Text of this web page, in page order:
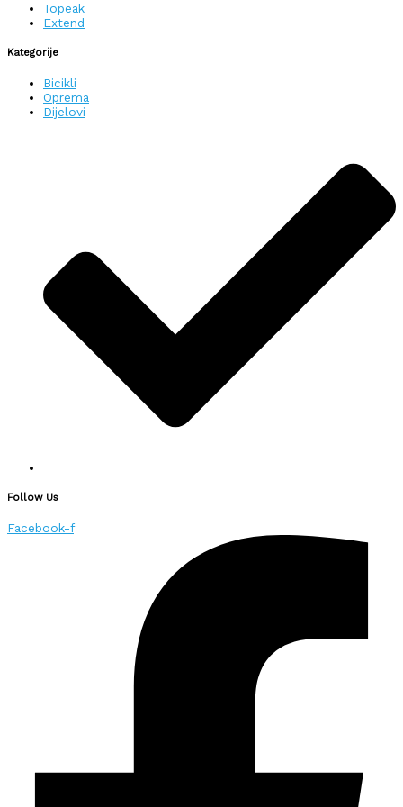
Topeak
Extend
Kategorije
Bicikli
Oprema
Dijelovi
Follow Us
Facebook-f